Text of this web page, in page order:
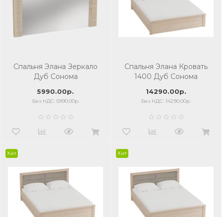
Спальня Элана Зеркало
Дуб Сонома
5990.00р.
Без НДС: 5990.00р.
Спальня Элана Кровать
1400 Дуб Сонома
14290.00р.
Без НДС: 14290.00р.
Хит Хит